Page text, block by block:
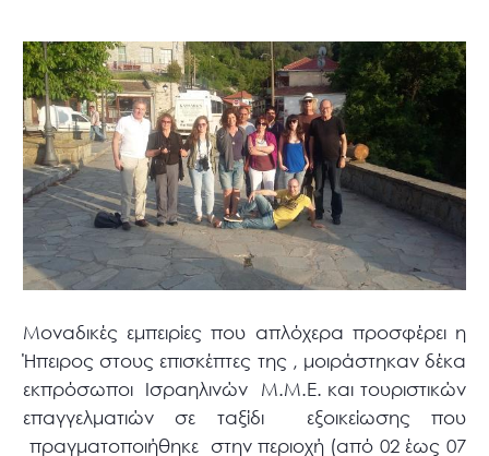
Μοναδικές εμπειρίες που απλόχερα προσφέρει η
Ήπειρος στους επισκέπτες της , μοιράστηκαν δέκα
εκπρόσωποι Ισραηλινών Μ.Μ.Ε. και τουριστικών
επαγγελματιών σε ταξίδι εξοικείωσης που
πραγματοποιήθηκε στην περιοχή (από 02 έως 07